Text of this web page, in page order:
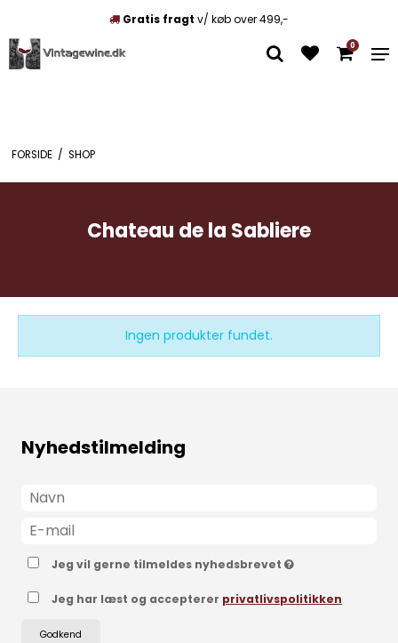
Gratis fragt v/ køb over 499,-
0
FORSIDE / SHOP
Chateau de la Sabliere
Ingen produkter fundet.
Nyhedstilmelding
Jeg vil gerne tilmeldes nyhedsbrevet
Jeg har læst og accepterer privatlivspolitikken
Godkend